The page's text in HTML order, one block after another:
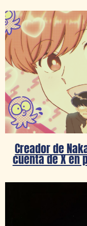
Creador de
cuenta de X en